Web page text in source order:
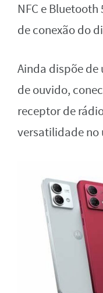
NFC e
de conexão do
Ainda dispõe de
de ouvido,
receptor de
versatilidade no